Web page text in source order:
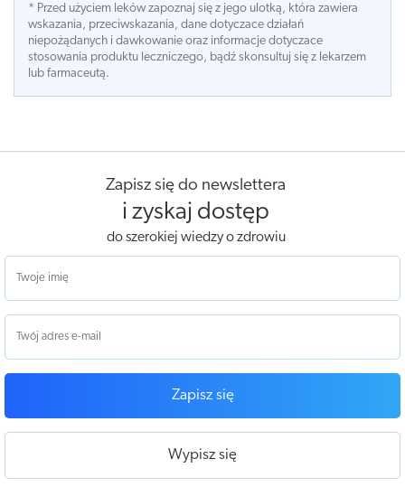
* Przed użyciem leków zapoznaj się z jego ulotką, która zawiera
wskazania, przeciwskazania, dane dotyczace działań
niepożądanych i dawkowanie oraz informacje dotyczace
stosowania produktu leczniczego, bądź skonsultuj się z lekarzem
lub farmaceutą.
Zapisz się do newslettera
i zyskaj dostęp
do szerokiej wiedzy o zdrowiu
Zapisz się
Wypisz się